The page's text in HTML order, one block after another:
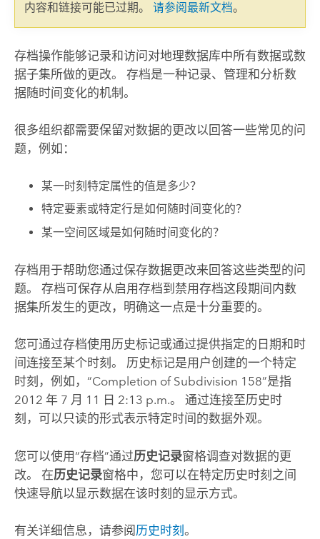
内容和链接可能已过期。 请参阅最新文档。
存档操作能够记录和访问对地理数据库中所有数据或数
据子集所做的更改。 存档是一种记录、管理和分析数
据随时间变化的机制。
很多组织都需要保留对数据的更改以回答一些常见的问
题，例如：
某一时刻特定属性的值是多少？
特定要素或特定行是如何随时间变化的？
某一空间区域是如何随时间变化的？
存档用于帮助您通过保存数据更改来回答这些类型的问
题。 存档可保存从启用存档到禁用存档这段期间内数
据集所发生的更改，明确这一点是十分重要的。
您可通过存档使用历史标记或通过提供指定的日期和时
间连接至某个时刻。 历史标记是用户创建的一个特定
时刻，例如，“Completion of Subdivision 158”是指
2012 年 7 月 11 日 2:13 p.m.。 通过连接至历史时
刻，可以只读的形式表示特定时间的数据外观。
您可以使用“存档”通过历史记录窗格调查对数据的更
改。 在历史记录窗格中，您可以在特定历史时刻之间
快速导航以显示数据在该时刻的显示方式。
有关详细信息，请参阅 历史时刻 。